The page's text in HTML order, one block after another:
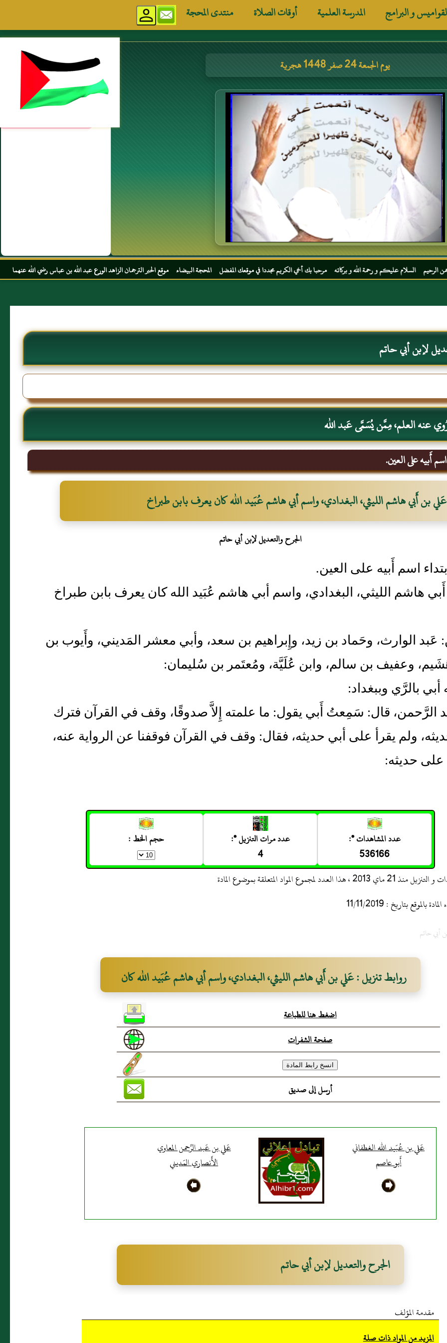
و البرامج المدرسة العلمية أوقات الصلاة منتدى المحجة
يوم الجمعة 24 صفر 1448 هجرية مواقع إسلامية
عليكم و رحمة الله و بركاته مرحبا بك أخي الكريم مجددا في موقعك المفضل المحجة البيضاء موقع الحبر الترجمان الزاهد الورع عبد الله بن عباس رضي الله عنهما
لإبن أبي حاتم
عنه العلم، مِمَّن يُسَمَّى عَبد الله
أَبيه على العين.
عَلي بن أَبي هاشم الليثي، البغدادي، واسم أبي هاشم عُبَيد الله كان يعرف بابن طبراخ
الجرح والتعديل لإبن أبي حاتم
اسم أَبيه على العين.
هاشم الليثي، البغدادي، واسم أبي هاشم عُبَيد الله كان يعرف بابن طبراخ
الوارث، وحَماد بن زيد، وإِبراهيم بن سعد، وأبي معشر المَديني، وأَيوب بن
وعفيف بن سالم، وابن عُلَيَّة، ومُعتَمر بن سُليمان:
بالرَّي وببغداد:
الرَّحمن، قال: سَمِعتُ أَبي يقول: ما علمته إِلاَّ صدوقًا، وقف في القرآن فترك
ولم يقرأ على أبي حديثه، فقال: وقف في القرآن فوقفنا عن الرواية عنه،
على حديثه:
عدد المشاهدات *:
536166
عدد مرات التنزيل *:
4
حجم الخط :
العدد لمجموع المواد المتعلقة بموضوع المادة
بتاريخ : 11/11/2019
أبي حاتم
روابط تنزيل : عَلي بن أَبي هاشم الليثي، البغدادي، واسم أبي هاشم عُبَيد الله كان
يعرف بابن طبراخ
اضغط هنا للطباعة
صفحة الشفرات
أرسل إلى صديق
عَلي بن عُبَيد الله الغطفاني
أَبو عاصم
عَلي بن عَبد الرَّحمن المعاوي
الأَنصاري المَديني
الجرح والتعديل لإبن أبي حاتم
مقدمة المؤلف
المزيد من المواد ذات صلة